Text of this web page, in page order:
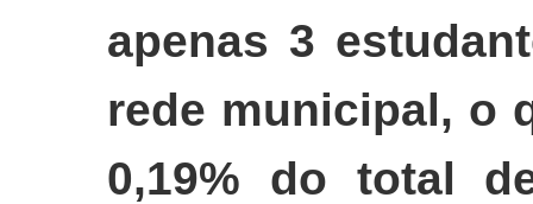
apenas 3
rede municipal, o
0,19% do total